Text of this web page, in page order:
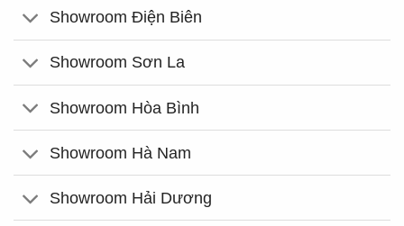
Showroom Điện Biên
Showroom Sơn La
Showroom Hòa Bình
Showroom Hà Nam
Showroom Hải Dương